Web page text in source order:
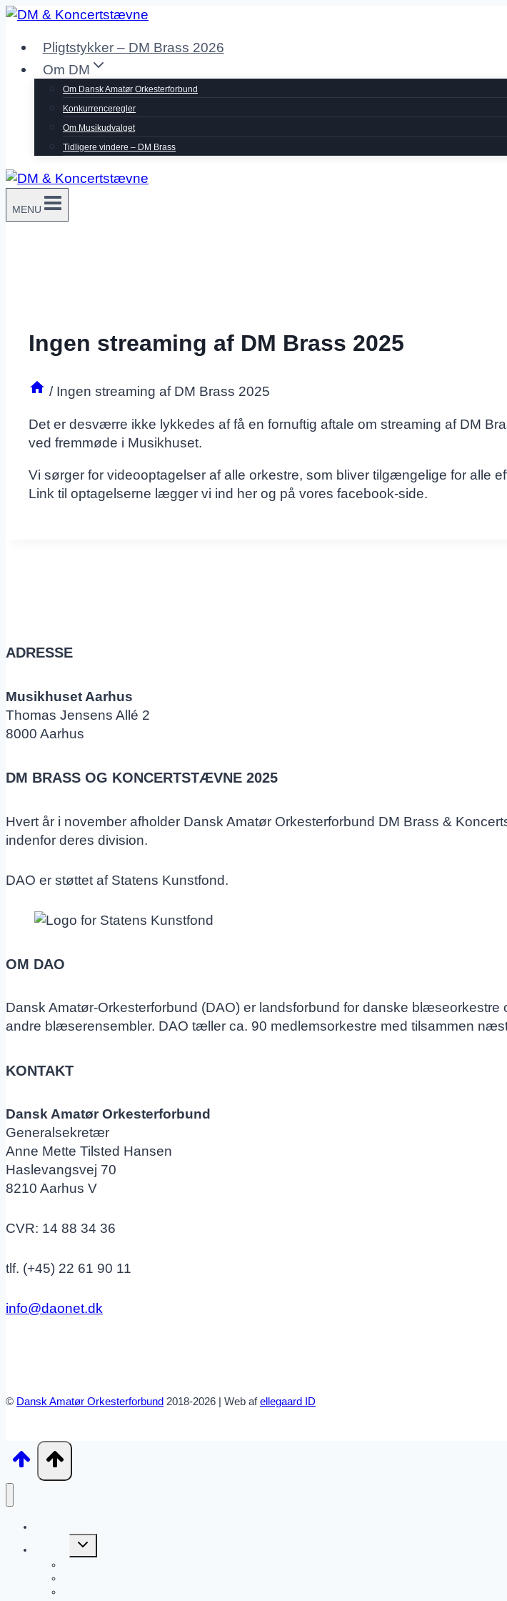
Fortsæt
indholdPligtstykker – DM Brass 2026
Om DM
Om Dansk Amatør Orkesterforbund
Konkurrenceregler
Om Musikudvalget
Tidligere vindere – DM Brass
MENU
Ingen streaming af DM Brass 2025
/ Ingen streaming af DM Brass 2025
Det er desværre ikke lykkedes af få en fornuftig aftale om streaming af DM
ved fremmøde i Musikhuset.
Vi sørger for videooptagelser af alle orkestre, som bliver tilgængelige for alle
Link til optagelserne lægger vi ind her og på vores facebook-side.
ADRESSE
Musikhuset Aarhus
Thomas Jensens Allé 2
8000 Aarhus
DM BRASS OG KONCERTSTÆVNE 2025
Hvert år i november afholder Dansk Amatør Orkesterforbund DM Brass &
indenfor deres division.
DAO er støttet af Statens Kunstfond.
OM DAO
Dansk Amatør-Orkesterforbund (DAO) er landsforbund for danske
andre blæserensembler. DAO tæller ca. 90 medlemsorkestre med tilsammen
KONTAKT
Dansk Amatør Orkesterforbund
Generalsekretær
Anne Mette Tilsted Hansen
Haslevangsvej 70
8210 Aarhus V
CVR: 14 88 34 36
tlf. (+45) 22 61 90 11
info@daonet.dk
© Dansk Amatør Orkesterforbund 2018-2026 | Web afellegaard ID
Skift